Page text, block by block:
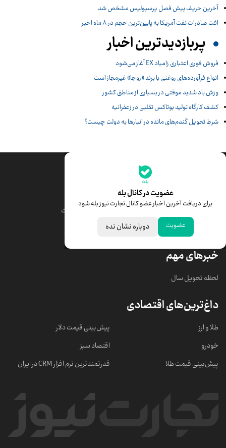
آخرین حریف پیش فصل پرسپولیس مشخص شد
افت صادرات نفت آمریکا به پایین‌ترین حجم در ۸ ماه اخیر
پربازدیدترین اخبار
فروش فوری اعتباری زامیاد EX آغاز می‌شود
انواع فرآورده‌های روغنی با برند «روجا» غیرمجاز است
وزش باد شدید موقتی در بسیاری از مناطق کشور
کشف کارگاه تولید بوتاکس تقلبی در زعفرانیه
شرط تحویل گندم‌های مانده در انبار‌ها به دولت چیست؟
عضویت در کانال بله
برای دریافت آخرین اخبار عضو کانال تجارت نیوز بله شود
عضویت دوباره نشان نده
جدیدترین قیمت‌ها
قیمت دلار
قیمت سکه امامی
قیمت درهم امارات
ابزار تبدیل نرخ ارز
خبرهای مهم
لحظه تحویل سال
داغ‌ترین‌های اقتصادی
طلا و ارز
خودرو
پیش‌بینی قیمت طلا
پیش‌بینی قیمت دلار
اقتصاد سبز
قدرتمندترین نرم‌ افزار CRM در ایران